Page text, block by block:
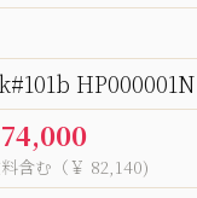
HP000001N
含む（￥ 82,140)